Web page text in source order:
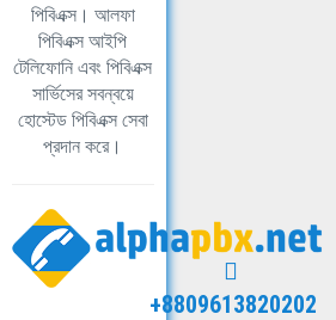
পিবিএক্স। আলফা
পিবিএক্স আইপি
টেলিফোনি এবং পিবিএক্স
সার্ভিসের সবন্বয়ে
হোস্টেড পিবিএক্স সেবা
প্রদান করে।
+8809613820202